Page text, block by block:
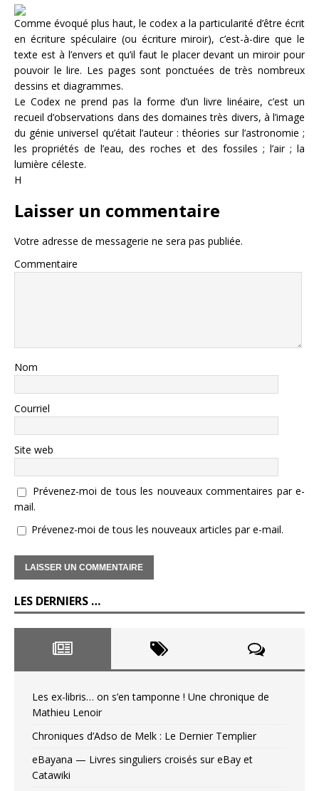
Comme évoqué plus haut, le codex a la particularité d’être écrit
en écriture spéculaire (ou écriture miroir), c’est-à-dire que le
texte est à l’envers et qu’il faut le placer devant un miroir pour
pouvoir le lire. Les pages sont ponctuées de très nombreux
dessins et diagrammes.
Le Codex ne prend pas la forme d’un livre linéaire, c’est un
recueil d’observations dans des domaines très divers, à l’image
du génie universel qu’était l’auteur : théories sur l’astronomie ;
les propriétés de l’eau, des roches et des fossiles ; l’air ; la
lumière céleste.
H
Laisser un commentaire
Votre adresse de messagerie ne sera pas publiée.
Commentaire
Nom
Courriel
Site web
Prévenez-moi de tous les nouveaux commentaires par e-
mail.
Prévenez-moi de tous les nouveaux articles par e-mail.
LES DERNIERS …
Les ex-libris… on s’en tamponne ! Une chronique de
Mathieu Lenoir
Chroniques d’Adso de Melk : Le Dernier Templier
eBayana — Livres singuliers croisés sur eBay et
Catawiki